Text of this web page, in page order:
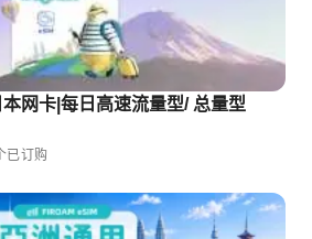
本网卡|每日高速流量型/ 总量型
已订购